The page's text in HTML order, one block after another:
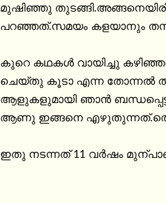
മുഷിഞ്ഞു
പറഞ്ഞത്.സമയം കളയാനും
കുറെ കഥകൾ വായിച്ചു
ചെയ്തു കൂടാ എന്ന തോന്നൽ
ആളുകളുമായി ഞാൻ
ആണു ഇങ്ങനെ
ഇതു നടന്നത് 11 വർഷം